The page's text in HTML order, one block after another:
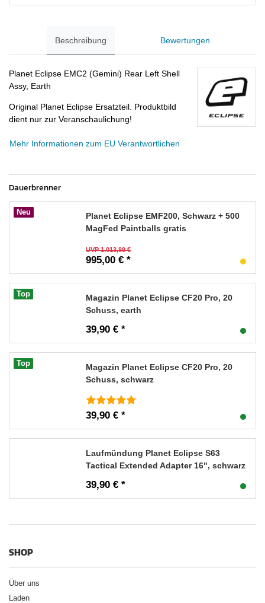
Beschreibung Bewertungen
Planet Eclipse EMC2 (Gemini) Rear Left Shell
Assy, Earth
Original Planet Eclipse Ersatzteil. Produktbild
dient nur zur Veranschaulichung!
Mehr Informationen zum EU Verantwortlichen
Dauerbrenner
Neu
Planet Eclipse EMF200, Schwarz + 500
MagFed Paintballs gratis
UVP 1.013,89 €
995,00 € *
Top
Magazin Planet Eclipse CF20 Pro, 20
Schuss, earth
39,90 € *
Top
Magazin Planet Eclipse CF20 Pro, 20
Schuss, schwarz
39,90 € *
Laufmündung Planet Eclipse S63
Tactical Extended Adapter 16", schwarz
39,90 € *
SHOP
Über uns
Laden